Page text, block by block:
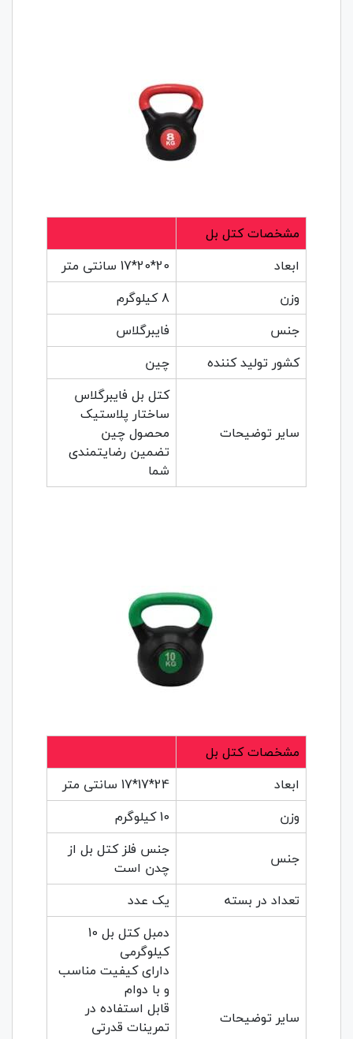
مشخصات کتل بل
ابعاد
20*20*17 سانتی متر
وزن
8 کیلوگرم
جنس
فایبرگلاس
کشور تولید کننده
چین
سایر توضیحات
کتل بل فایبرگلاس
ساختار پلاستیک
محصول چین
تضمین رضایتمندی
شما
مشخصات کتل بل
ابعاد
24*17*17 سانتی متر
وزن
10 کیلوگرم
جنس
جنس فلز کتل بل از
چدن است
تعداد در بسته
یک عدد
سایر توضیحات
دمبل کتل بل 10
کیلوگرمی
دارای کیفیت مناسب
و با دوام
قابل استفاده در
تمرینات قدرتی